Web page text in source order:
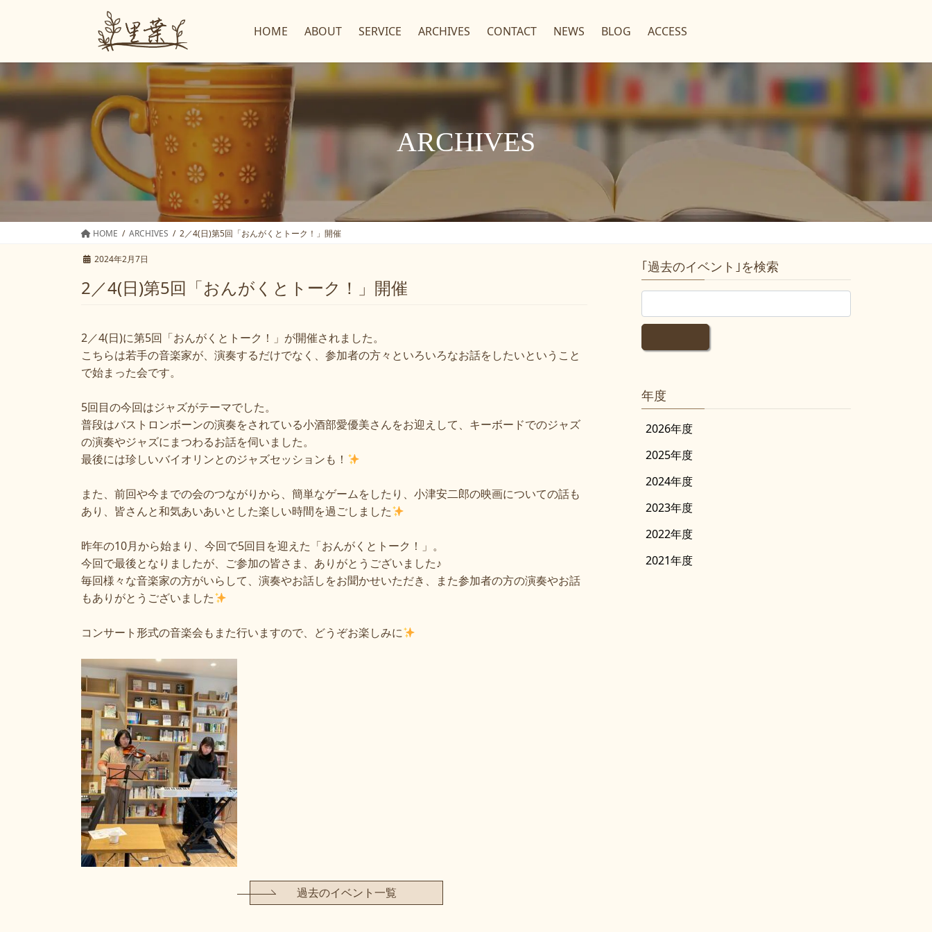
ン
ツ
へ
ー
シ
ョ
HOME ABOUT SERVICE ARCHIVES CONTACT NEWS BLOG ACCESS
ARCHIVES
HOME ARCHIVES 2／4(日)第5回「おんがくとトーク！」開催
2024年2月7日
2／4(日)第5回「おんがくとトーク！」開催
2／4(日)に第5回「おんがくとトーク！」が開催されました。
こちらは若手の音楽家が、演奏するだけでなく、参加者の方々といろいろなお話をしたいということ
で始まった会です。
5回目の今回はジャズがテーマでした。
普段はバストロンボーンの演奏をされている小酒部愛優美さんをお迎えして、キーボードでのジャズ
の演奏やジャズにまつわるお話を伺いました。
最後には珍しいバイオリンとのジャズセッションも！
また、前回や今までの会のつながりから、簡単なゲームをしたり、小津安二郎の映画についての話も
あり、皆さんと和気あいあいとした楽しい時間を過ごしました
昨年の10月から始まり、今回で5回目を迎えた「おんがくとトーク！」。
今回で最後となりましたが、ご参加の皆さま、ありがとうございました♪
毎回様々な音楽家の方がいらして、演奏やお話しをお聞かせいただき、また参加者の方の演奏やお話
もありがとうございました
コンサート形式の音楽会もまた行いますので、どうぞお楽しみに
過去のイベント一覧
｢過去のイベント｣を検索
年度
2026年度
2025年度
2024年度
2023年度
2022年度
2021年度